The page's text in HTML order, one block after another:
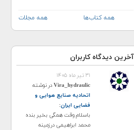
همه کتاب‌ها همه مجلات
آخرین دیدگاه کاربران
۳۱ تیر ماه ۱۴۰۵
Vira_hydraulicدر نوشته
اتحادیه صنایع هوایی و
فضایی ایران:
باسلام وقت همگی بخیر بنده
محمد ابراهیمی درزمینه